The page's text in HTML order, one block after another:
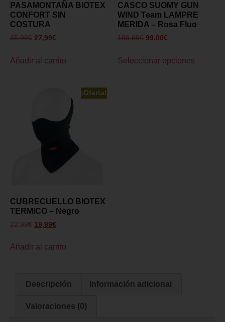
PASAMONTAÑA BIOTEX
CONFORT SIN
COSTURA
35,99€ 27,99€
Añadir al carrito
CASCO SUOMY GUN
WIND Team LAMPRE
MERIDA – Rosa Fluo
199,99€ 99,00€
Seleccionar opciones
¡Oferta!
CUBRECUELLO BIOTEX
TERMICO – Negro
22,99€ 19,99€
Añadir al carrito
Descripción Información adicional
Valoraciones (0)